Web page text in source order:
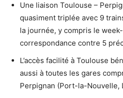
Une liaison Toulouse –
quasiment triplée avec 9
la journée, y compris le
correspondance contre 5
L’accès facilité à Toulouse
aussi à toutes les gares
Perpignan (Port-la-Nouvelle,